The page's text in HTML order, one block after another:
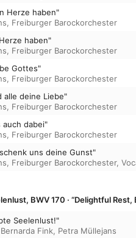
Herze haben"
, Freiburger Barockorchester
haben"
, Freiburger Barockorchester
Gottes"
, Freiburger Barockorchester
alle deine Liebe"
, Freiburger Barockorchester
auch dabei"
, Freiburger Barockorchester
uns deine Gunst"
, Freiburger Barockorchester,
BWV 170 · “Delightful
Seelenlust!"
Bernarda Fink, Petra Müllejans